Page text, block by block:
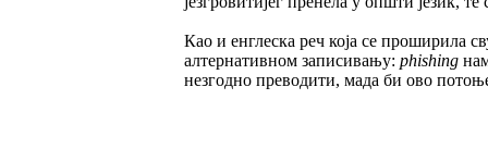
Као и енглеска реч која се проширила
алтернативном записивању: phishing
незгодно преводити, мада би ово